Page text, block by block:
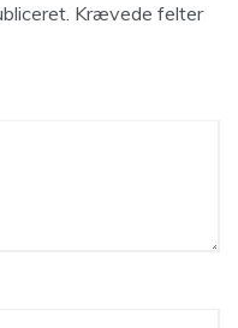
Krævede felter